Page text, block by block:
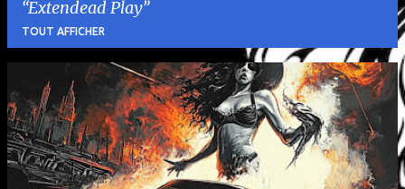
Extendead Play
TOUT AFFICHER
r